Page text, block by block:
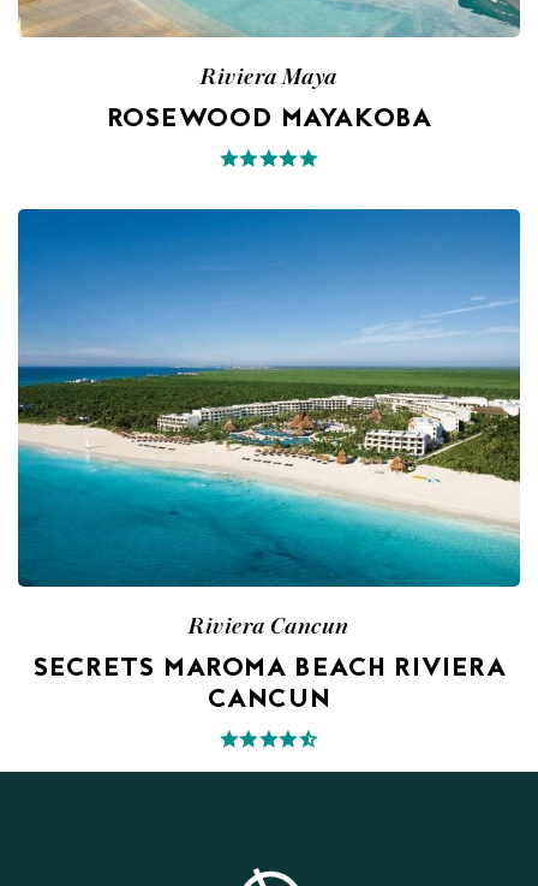
Riviera Maya
ROSEWOOD MAYAKOBA
Riviera Cancun
SECRETS MAROMA BEACH RIVIERA
CANCUN